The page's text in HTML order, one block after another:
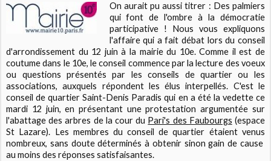
On aurait pu aussi titrer : Des palmiers
qui font de l'ombre à la démocratie
participative ! Nous vous expliquons
l'affaire qui a fait débat lors du conseil
d'arrondissement du 12 juin à la mairie du 10e. Comme il est de
coutume dans le 10e, le conseil commence par la lecture des voeux
ou questions présentés par les conseils de quartier ou les
associations, auxquels répondent les élus interpellés. C'est le
conseil de quartier Saint-Denis Paradis qui en a été la vedette ce
mardi 12 juin, en présentant une protestation argumentée sur
l'abattage des arbres de la cour du Pari's des Faubourgs (espace
St Lazare). Les membres du conseil de quartier étaient venus
nombreux, sans doute déterminés à obtenir sinon gain de cause
au moins des réponses satisfaisantes.